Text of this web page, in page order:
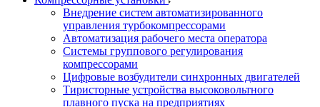
Внедрение систем автоматизированного
управления турбокомпрессорами
Автоматизация рабочего места оператора
Системы группового регулирования
компрессорами
Цифровые возбудители синхронных двигателей
Тиристорные устройства высоковольтного
плавного пуска на предприятиях